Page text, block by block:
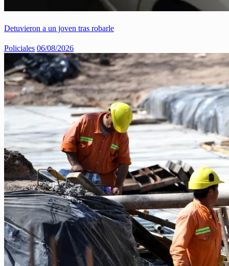
Detuvieron a un joven tras robarle
Policiales 06/08/2026